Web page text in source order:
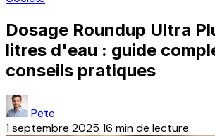
Dosage Roundup Ultra
litres d'eau : guide
conseils pratiques
Pete
1 septembre 2025 16 min de lecture